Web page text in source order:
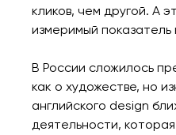
кликов, чем другой. А
измеримый показатель
В России сложилось
как о художестве, но
английского design
деятельности,